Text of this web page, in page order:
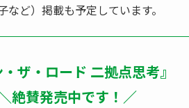
ど）掲載も予定しています。
・ザ・ロード 二拠点思考』
絶賛発売中です！／